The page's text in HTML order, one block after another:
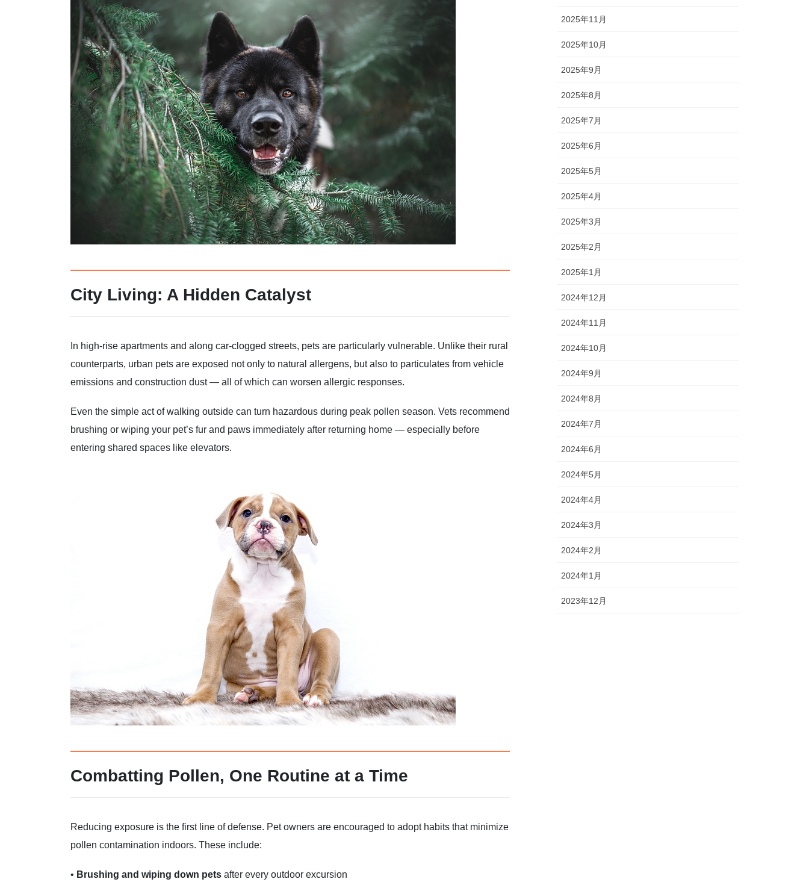
City Living: A Hidden Catalyst
In high-rise apartments and along car-clogged streets, pets are particularly vulnerable. Unlike their rural
counterparts, urban pets are exposed not only to natural allergens, but also to particulates from vehicle
emissions and construction dust — all of which can worsen allergic responses.
Even the simple act of walking outside can turn hazardous during peak pollen season. Vets recommend
brushing or wiping your pet’s fur and paws immediately after returning home — especially before
entering shared spaces like elevators.
Combatting Pollen, One Routine at a Time
Reducing exposure is the first line of defense. Pet owners are encouraged to adopt habits that minimize
pollen contamination indoors. These include:
• Brushing and wiping down pets after every outdoor excursion
2025年11月
2025年10月
2025年9月
2025年8月
2025年7月
2025年6月
2025年5月
2025年4月
2025年3月
2025年2月
2025年1月
2024年12月
2024年11月
2024年10月
2024年9月
2024年8月
2024年7月
2024年6月
2024年5月
2024年4月
2024年3月
2024年2月
2024年1月
2023年12月